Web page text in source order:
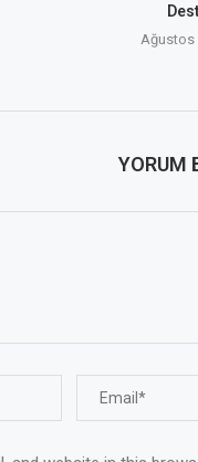
Ağustos
YORUM